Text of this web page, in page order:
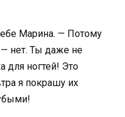
Марина. — Потому
нет. Ты даже не
для ногтей! Это
я покрашу их